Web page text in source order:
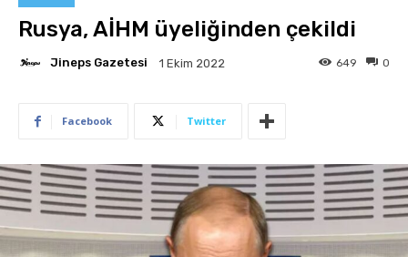
Rusya, AİHM üyeliğinden çekildi
Jineps Gazetesi 1 Ekim 2022 0
649
Facebook Twitter